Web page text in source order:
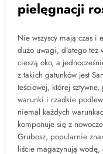
pielęgnacji
Nie wszyscy mają czas i
dużo uwagi, dlatego też
cieszą oko, a
z takich gatunków jest
teściowej, której
warunki i rzadkie
niemal każdych
komponuje się z
Grubosz, popularnie
liście magazynują